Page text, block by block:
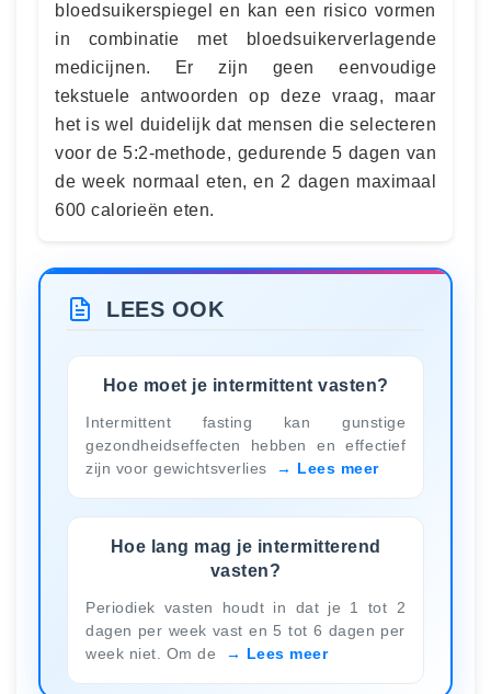
bloedsuikerspiegel en kan een risico vormen
in combinatie met bloedsuikerverlagende
medicijnen. Er zijn geen eenvoudige
tekstuele antwoorden op deze vraag, maar
het is wel duidelijk dat mensen die selecteren
voor de 5:2-methode, gedurende 5 dagen van
de week normaal eten, en 2 dagen maximaal
600 calorieën eten.
LEES OOK
Hoe moet je intermittent vasten?
Intermittent fasting kan gunstige
gezondheidseffecten hebben en effectief
zijn voor gewichtsverlies
Lees meer
Hoe lang mag je intermitterend
vasten?
Periodiek vasten houdt in dat je 1 tot 2
dagen per week vast en 5 tot 6 dagen per
week niet. Om de
Lees meer